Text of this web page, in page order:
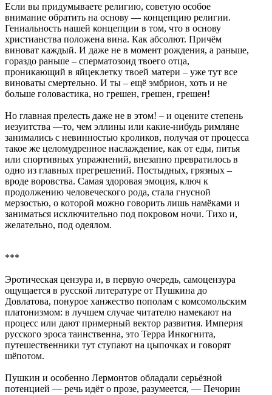
Если вы придумываете религию, советую особое
внимание обратить на основу — концепцию религии.
Гениальность нашей концепции в том, что в основу
христианства положена вина. Как абсолют. Причём
виноват каждый. И даже не в момент рождения, а раньше,
гораздо раньше – сперматозоид твоего отца,
проникающий в яйцеклетку твоей матери – уже тут все
виноваты смертельно. И ты – ещё эмбрион, хоть и не
больше головастика, но грешен, грешен, грешен!
Но главная прелесть даже не в этом! – и оцените степень
иезуитства —то, чем эллины или какие-нибудь римляне
занимались с невинностью кроликов, получая от процесса
такое же целомудренное наслаждение, как от еды, питья
или спортивных упражнений, внезапно превратилось в
одно из главных прегрешений. Постыдных, грязных –
вроде воровства. Самая здоровая эмоция, ключ к
продолжению человеческого рода, стала гнусной
мерзостью, о которой можно говорить лишь намёками и
заниматься исключительно под покровом ночи. Тихо и,
желательно, под одеялом.
***
Эротическая цензура и, в первую очередь, самоцензура
ощущается в русской литературе от Пушкина до
Довлатова, понурое ханжество пополам с комсомольским
платонизмом: в лучшем случае читателю намекают на
процесс или дают примерный вектор развития. Империя
русского эроса таинственна, это Терра Инкогнита,
путешественники тут ступают на цыпочках и говорят
шёпотом.
Пушкин и особенно Лермонтов обладали серьёзной
потенцией — речь идёт о прозе, разумеется, — Печорин